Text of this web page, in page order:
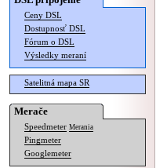
Ceny DSL
Dostupnosť DSL
Fórum o DSL
Výsledky meraní
Satelitná mapa SR
Merače
Speedmeter Merania
Pingmeter
Googlemeter